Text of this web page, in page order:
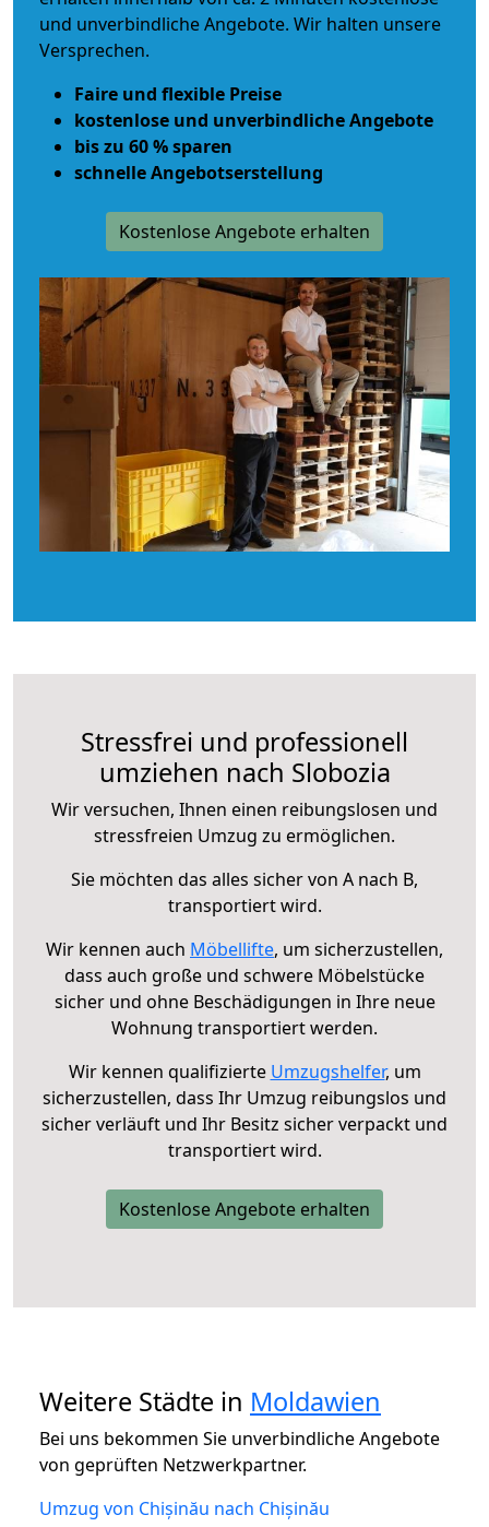
und unverbindliche Angebote. Wir halten unsere
Versprechen.
Faire und flexible Preise
kostenlose und unverbindliche Angebote
bis zu 60 % sparen
schnelle Angebotserstellung
Kostenlose Angebote erhalten
Stressfrei und professionell
umziehen nach Slobozia
Wir versuchen, Ihnen einen reibungslosen und
stressfreien Umzug zu ermöglichen.
Sie möchten das alles sicher von A nach B,
transportiert wird.
Wir kennen auch Möbellifte, um sicherzustellen,
dass auch große und schwere Möbelstücke
sicher und ohne Beschädigungen in Ihre neue
Wohnung transportiert werden.
Wir kennen qualifizierte Umzugshelfer, um
sicherzustellen, dass Ihr Umzug reibungslos und
sicher verläuft und Ihr Besitz sicher verpackt und
transportiert wird.
Kostenlose Angebote erhalten
Weitere Städte in Moldawien
Bei uns bekommen Sie unverbindliche Angebote
von geprüften Netzwerkpartner.
Umzug von Chișinău nach Chișinău